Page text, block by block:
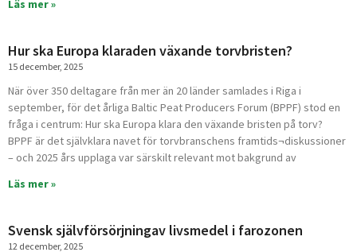
Läs mer »
Hur ska Europa klaraden växande torvbristen?
15 december, 2025
När över 350 deltagare från mer än 20 länder samlades i Riga i
september, för det årliga Baltic Peat Producers Forum (BPPF) stod en
fråga i centrum: Hur ska Europa klara den växande bristen på torv?
BPPF är det självklara navet för torvbranschens framtids¬diskussioner
– och 2025 års upplaga var särskilt relevant mot bakgrund av
Läs mer »
Svensk självförsörjningav livsmedel i farozonen
12 december, 2025